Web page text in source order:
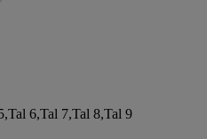
,Tal 6,Tal 7,Tal 8,Tal 9